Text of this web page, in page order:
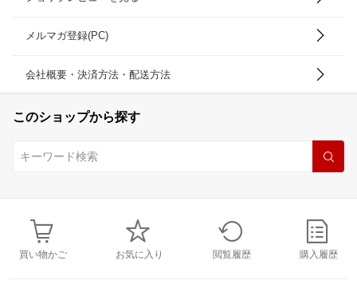
メルマガ登録(PC)
会社概要・決済方法・配送方法
このショップから探す
買い物かご お気に入り 閲覧履歴 購入履歴